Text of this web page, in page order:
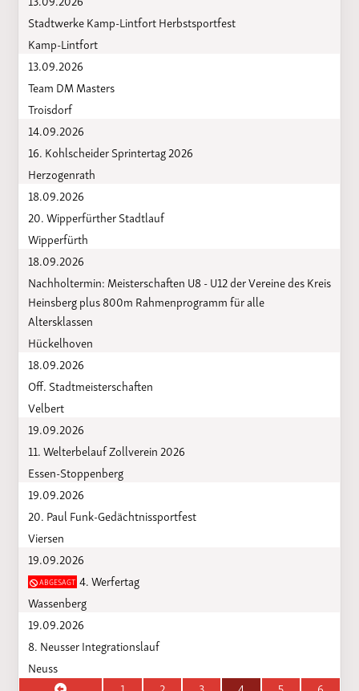
Stadtwerke Kamp-Lintfort Herbstsportfest
Kamp-Lintfort
13.09.2026
Team DM Masters
Troisdorf
14.09.2026
16. Kohlscheider Sprintertag 2026
Herzogenrath
18.09.2026
20. Wipperfürther Stadtlauf
Wipperfürth
18.09.2026
Nachholtermin: Meisterschaften U8 - U12 der Vereine des Kreis
Heinsberg plus 800m Rahmenprogramm für alle
Altersklassen
Hückelhoven
18.09.2026
Off. Stadtmeisterschaften
Velbert
19.09.2026
11. Welterbelauf Zollverein 2026
Essen-Stoppenberg
19.09.2026
20. Paul Funk-Gedächtnissportfest
Viersen
19.09.2026
ABGESAGT4. Werfertag
Wassenberg
19.09.2026
8. Neusser Integrationslauf
Neuss